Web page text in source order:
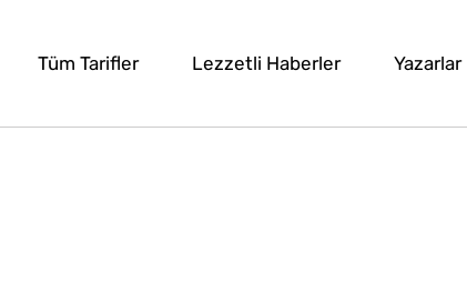
Tüm Tarifler Lezzetli Haberler Yazarlar